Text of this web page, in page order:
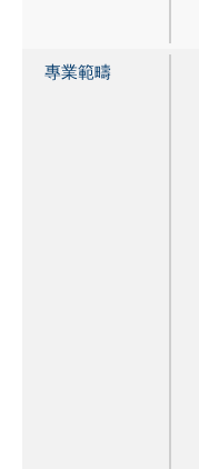
專業範疇